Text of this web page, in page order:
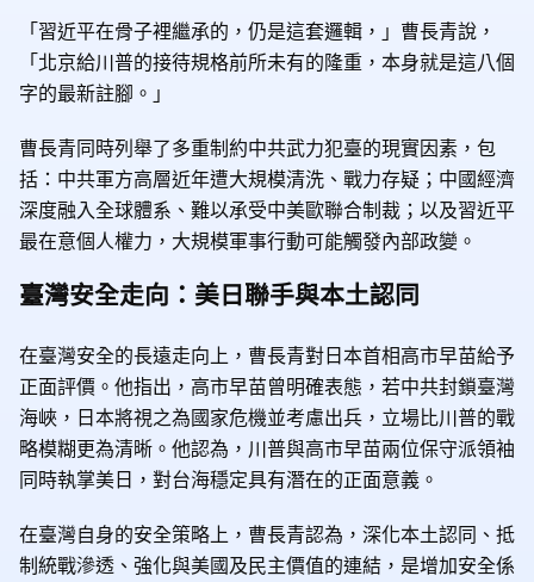
「習近平在骨子裡繼承的，仍是這套邏輯，」曹長青說，
「北京給川普的接待規格前所未有的隆重，本身就是這八個
字的最新註腳。」
曹長青同時列舉了多重制約中共武力犯臺的現實因素，包
括：中共軍方高層近年遭大規模清洗、戰力存疑；中國經濟
深度融入全球體系、難以承受中美歐聯合制裁；以及習近平
最在意個人權力，大規模軍事行動可能觸發內部政變。
臺灣安全走向：美日聯手與本土認同
在臺灣安全的長遠走向上，曹長青對日本首相高市早苗給予
正面評價。他指出，高市早苗曾明確表態，若中共封鎖臺灣
海峽，日本將視之為國家危機並考慮出兵，立場比川普的戰
略模糊更為清晰。他認為，川普與高市早苗兩位保守派領袖
同時執掌美日，對台海穩定具有潛在的正面意義。
在臺灣自身的安全策略上，曹長青認為，深化本土認同、抵
制統戰滲透、強化與美國及民主價值的連結，是增加安全係